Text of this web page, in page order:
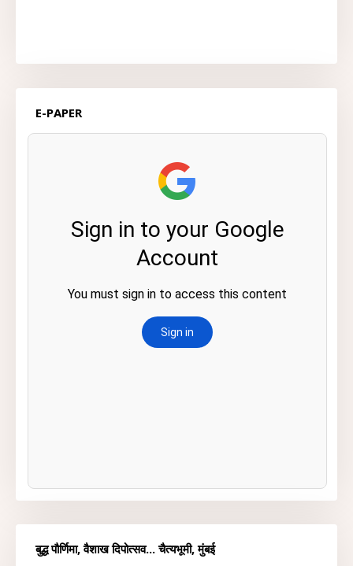
E-PAPER
बुद्ध पौर्णिमा, वैशाख दिपोत्सव... चैत्यभूमी, मुंबई